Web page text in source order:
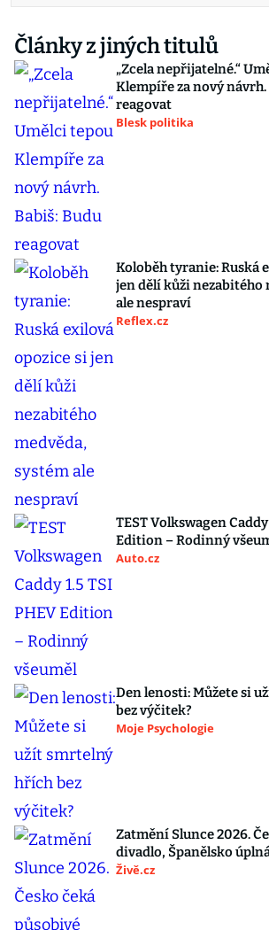
Články z jiných titulů
„Zcela nepřijatelné.“
Klempíře za nový návrh.
reagovat
Blesk politika
Koloběh tyranie: Ruská
jen dělí kůži nezabitého
ale nespraví
Reflex.cz
TEST Volkswagen Caddy
Edition – Rodinný
Auto.cz
Den lenosti: Můžete si
bez výčitek?
Moje Psychologie
Zatmění Slunce 2026.
divadlo, Španělsko
Živě.cz